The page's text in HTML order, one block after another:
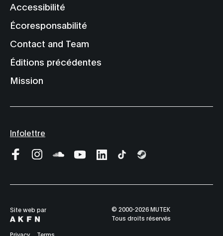
Accessibilité
Écoresponsabilité
Contact and Team
Éditions précédentes
Mission
Infolettre
Site web par
© 2000-2026 MUTEK
Tous droits réservés
Privacy Terms